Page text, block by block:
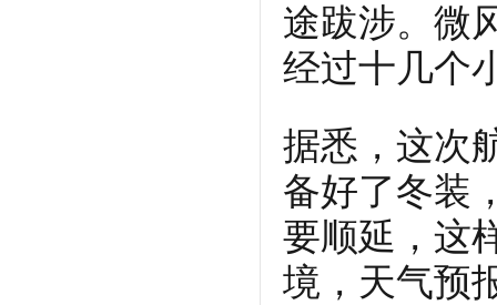
途跋涉。微
经过十几个
据悉，这次
备好了冬装
要顺延，这
境，天气预